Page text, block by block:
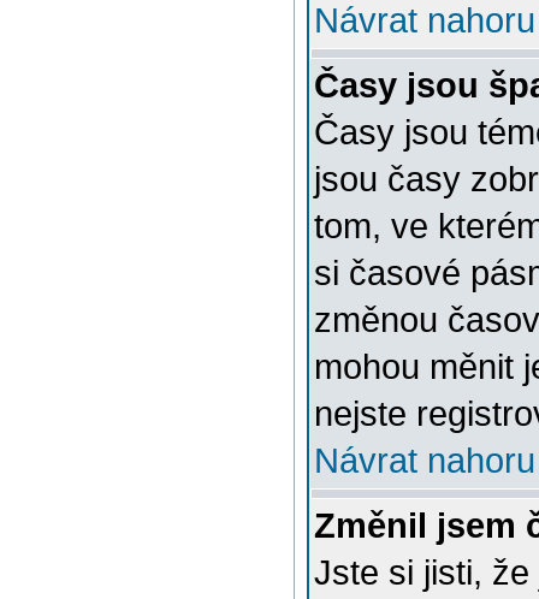
Návrat nahoru
Časy jsou
Časy jsou
jsou časy
tom, ve
si časové
změnou
mohou měnit
nejste
Návrat nahoru
Změnil jsem
Jste si jisti,